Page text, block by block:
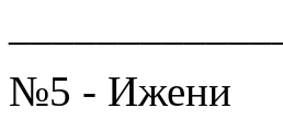
№5 - Ижени